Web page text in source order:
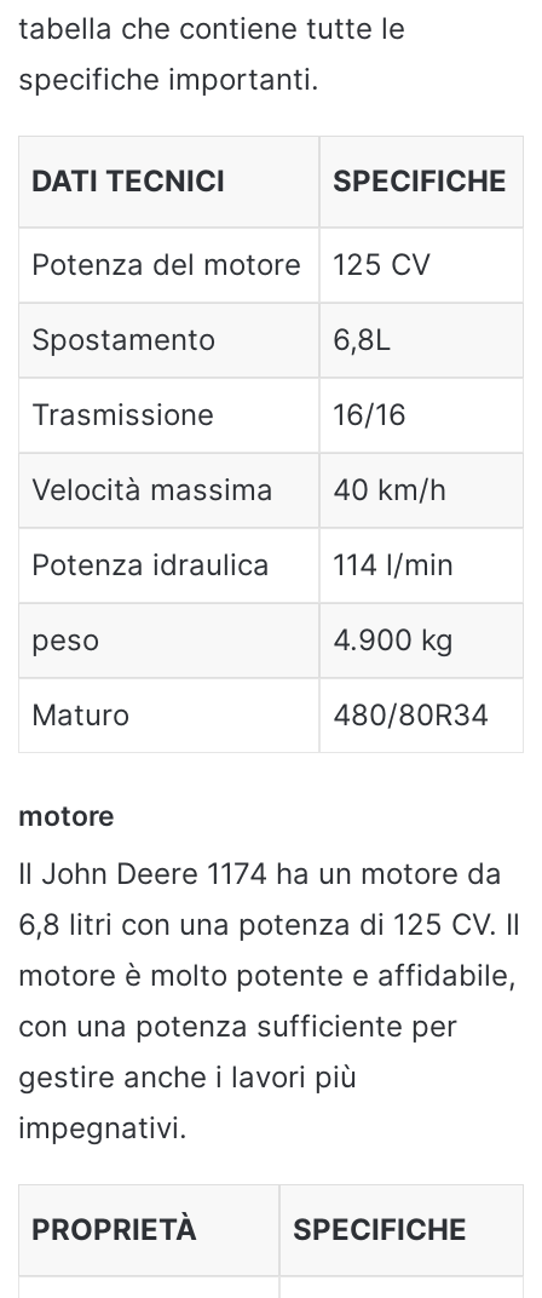
tabella che contiene tutte le
specifiche importanti.
DATI TECNICI SPECIFICHE
Potenza del motore 125 CV
Spostamento 6,8L
Trasmissione 16/16
Velocità massima 40 km/h
Potenza idraulica 114 l/min
peso 4.900 kg
Maturo 480/80R34
motore
Il John Deere 1174 ha un motore da
6,8 litri con una potenza di 125 CV. Il
motore è molto potente e affidabile,
con una potenza sufficiente per
gestire anche i lavori più
impegnativi.
PROPRIETÀ SPECIFICHE